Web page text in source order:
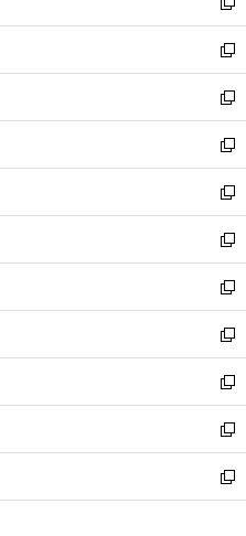
新
し
い
ウ
ィ
ン
ド
ウ
で
開
く
新
し
い
ウ
ィ
ン
ド
ウ
で
開
く
新
し
い
ウ
ィ
ン
ド
ウ
で
開
く
新
し
い
ウ
ィ
ン
ド
ウ
で
開
く
新
し
い
ウ
ィ
ン
ド
ウ
で
開
く
新
し
い
ウ
ィ
ン
ド
ウ
で
開
く
新
し
い
ウ
ィ
ン
ド
ウ
で
開
新
し
い
ウ
ィ
ン
ド
ウ
新
し
い
ウ
ィ
ン
新
し
い
ウ
新
し